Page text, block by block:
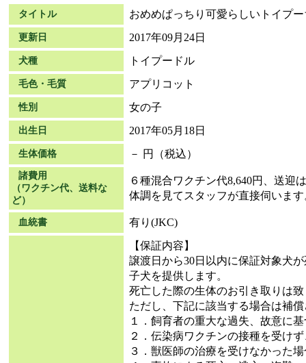
タイトル おめめぱっちり可愛らしいトイプ
更新日 2017年09月24日
犬種 トイプードル
毛色・毛質 アプリコット
性別 女の子
出生日 2017年05月18日
生体価格 － 円（税込）
諸費用
（ワクチン代、送料な
ど）
６種混合ワクチン代8,640円、送迎
体調を見てスタッフが直接伺います
血統書 有り(JKC)
【保証内容】
譲渡日から30日以内に保証対象犬
子犬を提供します。
死亡した際の生体のお引き取りは
ただし、下記に該当する場合は補
１．飼育者の重大な過失、故意に
２．伝染病ワクチンの接種を受け
３．獣医師の治療を受けなかった